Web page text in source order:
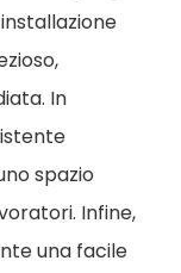
In
spazio
Infine,
una facile